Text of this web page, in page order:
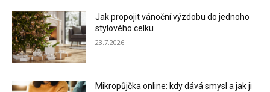
Jak propojit vánoční výzdobu do jednoho
stylového celku
23.7.2026
Mikropůjčka online: kdy dává smysl a jak ji